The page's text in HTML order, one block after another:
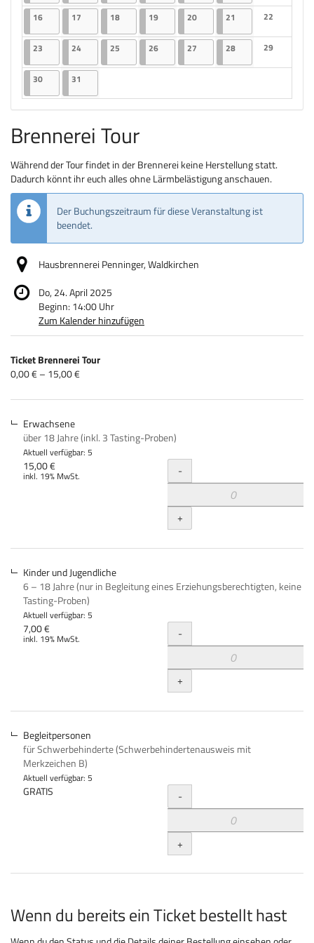
Keine
1616.03.2026
2 Veranstaltungen
17 17.03.2026
2 Veranstaltungen
1818.03.2026
2 Veranstaltungen
1919.03.2026
2 Veranstaltungen
2020.03.2026
2 Veranstaltungen
21 21.03.2026
2 Veranstaltungen
22
Keine
23 23.03.2026
2 Veranstaltungen
2424.03.2026
2 Veranstaltungen
25 25.03.2026
2 Veranstaltungen
2626.03.2026
2 Veranstaltungen
27 27.03.2026
2 Veranstaltungen
2828.03.2026
2 Veranstaltungen
29
Keine
3030.03.2026
2 Veranstaltungen
31
Brennerei Tour
Während der Tour findet in der Brennerei keine Herstellung statt.
Dadurch könnt ihr euch alles ohne Lärmbelästigung anschauen.
Der Buchungszeitraum für diese Veranstaltung ist
beendet.
Hausbrennerei Penninger, Waldkirchen
Do, 24. April 2025
Beginn: 14:00Uhr
Zum Kalender hinzufügen
Produkte
Unkategorisierte
Produkte
Ticket Brennerei Tour
von
bis
0,00 € – 15,00 €
Erwachsene
über 18 Jahre (inkl. 3 Tasting-Proben)
Aktuell verfügbar: 5
15,00 €
inkl. 19% MwSt. Menge
-
+
Kinder und Jugendliche
6 – 18 Jahre (nur in Begleitung eines Erziehungsberechtigten, keine
Tasting-Proben)
Aktuell verfügbar: 5
7,00 €
inkl. 19% MwSt. Menge
-
+
Begleitpersonen
für Schwerbehinderte (Schwerbehindertenausweis mit
Merkzeichen B)
Aktuell verfügbar: 5
GRATIS Menge
-
+
Wenn du bereits ein Ticket bestellt hast